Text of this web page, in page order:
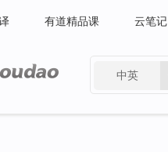
有道精品课 云笔记
中英